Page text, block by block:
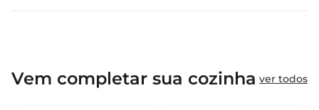
Vem completar sua cozinha ver todos